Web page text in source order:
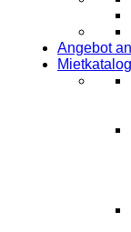
Angebot
Mietkatalog